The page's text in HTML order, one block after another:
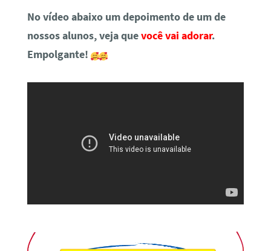
No vídeo abaixo um depoimento de um de
nossos alunos, veja quevocê vai adorar.
Empolgante!